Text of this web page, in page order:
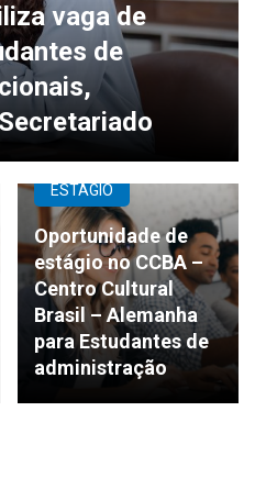
vaga de
de
ESTÁGIO
Oportunidade de
estágio no CCBA –
Centro Cultural
Brasil – Alemanha
para Estudantes de
administração